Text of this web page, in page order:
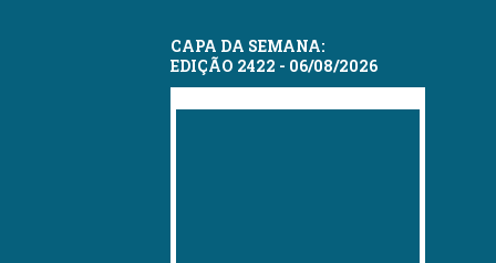
CAPA DA SEMANA:
EDIÇÃO 2422 - 06/08/2026